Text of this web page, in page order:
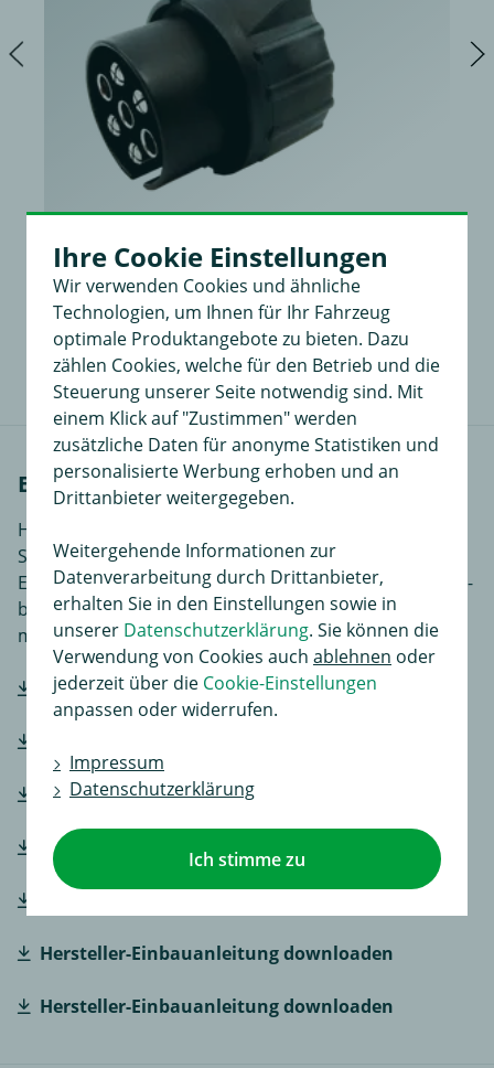
Minikurzadapter
13,99 €
Einbauanleitungen
Hier finden Sie Einbauanleitungen in verschiedenen
Sprachen, je nach Artikel noch ergänzende
Einbauhilfen und zusätzliches Bildmaterial das den Ein-
bzw. Anbau des Produktes für Sie noch einfacher
macht.
Hersteller-Einbauanleitung downloaden
Hersteller-Einbauanleitung downloaden
Hersteller-Einbauanleitung downloaden
Hersteller-Einbauanleitung downloaden
Hersteller-Einbauanleitung downloaden
Ihre Cookie Einstellungen
Wir verwenden Cookies und ähnliche
Technologien, um Ihnen für Ihr Fahrzeug
optimale Produktangebote zu bieten. Dazu
zählen Cookies, welche für den Betrieb und die
Steuerung unserer Seite notwendig sind. Mit
einem Klick auf "Zustimmen" werden
zusätzliche Daten für anonyme Statistiken und
personalisierte Werbung erhoben und an
Drittanbieter weitergegeben.
Weitergehende Informationen zur
Datenverarbeitung durch Drittanbieter,
erhalten Sie in den Einstellungen sowie in
unserer Datenschutzerklärung. Sie können die
Verwendung von Cookies auch ablehnen oder
jederzeit über die Cookie-Einstellungen
anpassen oder widerrufen.
Impressum
Datenschutzerklärung
Ich stimme zu